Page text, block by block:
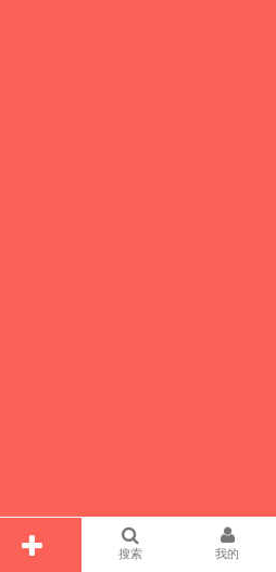
搜索 我的